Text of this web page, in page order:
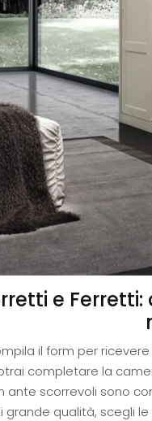
e
il form per
completare la
scorrevoli sono
qualità, scegli